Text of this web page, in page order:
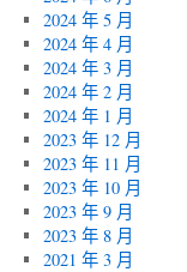
2024 年 5 月
2024 年 4 月
2024 年 3 月
2024 年 2 月
2024 年 1 月
2023 年 12 月
2023 年 11 月
2023 年 10 月
2023 年 9 月
2023 年 8 月
2021 年 3 月